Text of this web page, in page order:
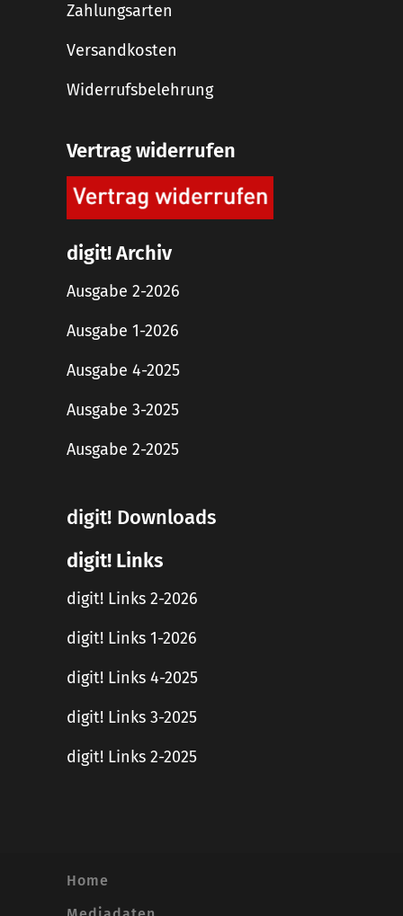
Zahlungsarten
Versandkosten
Widerrufsbelehrung
Vertrag widerrufen
digit! Archiv
Ausgabe 2-2026
Ausgabe 1-2026
Ausgabe 4-2025
Ausgabe 3-2025
Ausgabe 2-2025
digit! Downloads
digit! Links
digit! Links 2-2026
digit! Links 1-2026
digit! Links 4-2025
digit! Links 3-2025
digit! Links 2-2025
Home